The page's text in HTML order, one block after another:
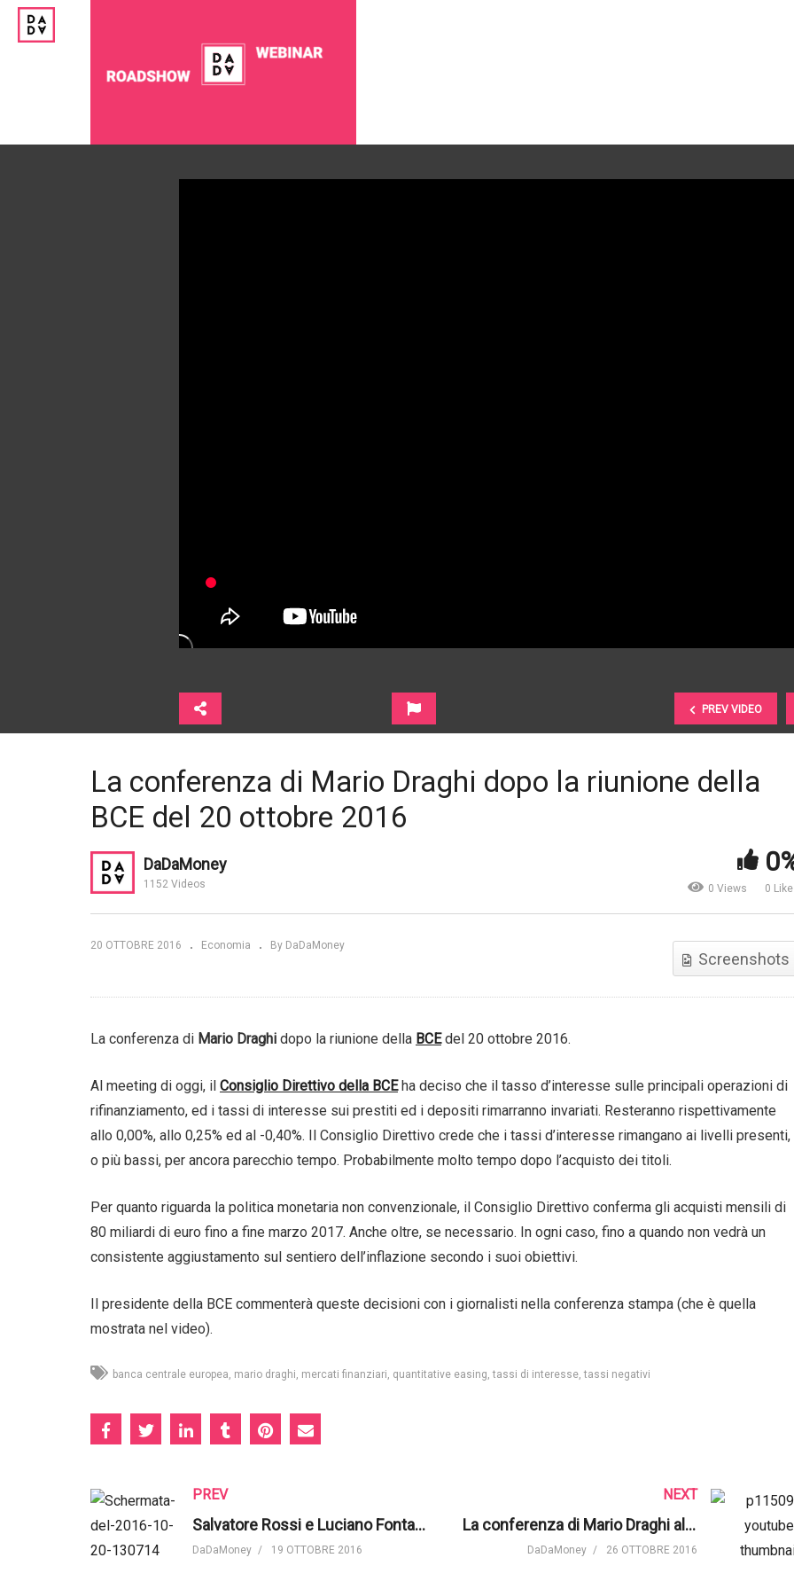
PREV VIDEO
rimane stentata”
Conferenza stampa di Mario
La conferenza di Mario Draghi dopo la riunione della
BCE del 20 ottobre 2016
DaDaMoney
1152 Videos 0 Views 0
20 OTTOBRE 2016 Economia By DaDaMoney
Screenshots
La conferenza di Mario Draghi dopo la riunione della BCEdel 20 ottobre 2016.
Al meeting di oggi, il Consiglio Direttivo della BCEha deciso che il tasso d’interesse sulle principali operazioni di
rifinanziamento, ed i tassi di interesse sui prestiti ed i depositi rimarranno invariati. Resteranno rispettivamente
allo 0,00%, allo 0,25% ed al -0,40%. Il Consiglio Direttivo crede che i tassi d’interesse rimangano ai livelli presenti,
o più bassi, per ancora parecchio tempo. Probabilmente molto tempo dopo l’acquisto dei titoli.
Per quanto riguarda la politica monetaria non convenzionale, il Consiglio Direttivo conferma gli acquisti mensili di
80 miliardi di euro fino a fine marzo 2017. Anche oltre, se necessario. In ogni caso, fino a quando non vedrà un
consistente aggiustamento sul sentiero dell’inflazione secondo i suoi obiettivi.
Il presidente della BCE commenterà queste decisioni con i giornalisti nella conferenza stampa (che è quella
mostrata nel video).
banca centrale europea mario draghi mercati finanziari quantitative easing tassi di interesse tassi negativi
PREV
Salvatore Rossi e Luciano Fontana ospiti di Maria Latella a L’intervista su Sky TG24
DaDaMoney 19 OTTOBRE 2016
NEXT
La conferenza di Mario Draghi al DIW il 25 Ottobre 2016
DaDaMoney 26 OTTOBRE 2016